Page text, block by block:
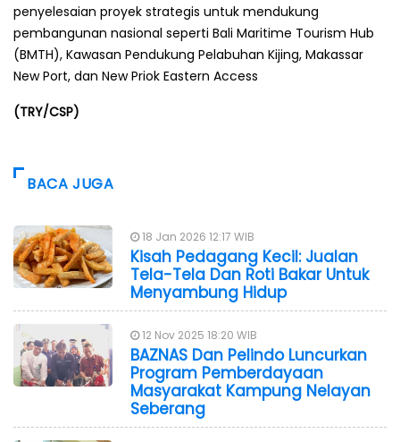
penyelesaian proyek strategis untuk mendukung
pembangunan nasional seperti Bali Maritime Tourism Hub
(BMTH), Kawasan Pendukung Pelabuhan Kijing, Makassar
New Port, dan New Priok Eastern Access
(TRY/CSP)
BACA JUGA
18 Jan 2026 12:17 WIB
Kisah Pedagang Kecil: Jualan
Tela-Tela Dan Roti Bakar Untuk
Menyambung Hidup
12 Nov 2025 18:20 WIB
BAZNAS Dan Pelindo Luncurkan
Program Pemberdayaan
Masyarakat Kampung Nelayan
Seberang